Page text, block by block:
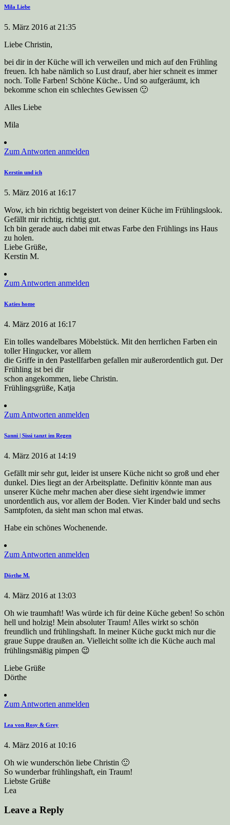
Mila Liebe
5. März 2016 at 21:35
Liebe Christin,
bei dir in der Küche will ich verweilen und mich auf den Frühling
freuen. Ich habe nämlich so Lust drauf, aber hier schneit es immer
noch. Tolle Farben! Schöne Küche.. Und so aufgeräumt, ich
bekomme schon ein schlechtes Gewissen 🙂
Alles Liebe
Mila
Zum Antworten anmelden
Kerstin und ich
5. März 2016 at 16:17
Wow, ich bin richtig begeistert von deiner Küche im Frühlingslook.
Gefällt mir richtig, richtig gut.
Ich bin gerade auch dabei mit etwas Farbe den Frühlings ins Haus
zu holen.
Liebe Grüße,
Kerstin M.
Zum Antworten anmelden
Katies home
4. März 2016 at 16:17
Ein tolles wandelbares Möbelstück. Mit den herrlichen Farben ein
toller Hingucker, vor allem
die Griffe in den Pastellfarben gefallen mir außerordentlich gut. Der
Frühling ist bei dir
schon angekommen, liebe Christin.
Frühlingsgrüße, Katja
Zum Antworten anmelden
Sanni | Sissi tanzt im Regen
4. März 2016 at 14:19
Gefällt mir sehr gut, leider ist unsere Küche nicht so groß und eher
dunkel. Dies liegt an der Arbeitsplatte. Definitiv könnte man aus
unserer Küche mehr machen aber diese sieht irgendwie immer
unordentlich aus, vor allem der Boden. Vier Kinder bald und sechs
Samtpfoten, da sieht man schon mal etwas.
Habe ein schönes Wochenende.
Zum Antworten anmelden
Dörthe M.
4. März 2016 at 13:03
Oh wie traumhaft! Was würde ich für deine Küche geben! So schön
hell und holzig! Mein absoluter Traum! Alles wirkt so schön
freundlich und frühlingshaft. In meiner Küche guckt mich nur die
graue Suppe draußen an. Vielleicht sollte ich die Küche auch mal
frühlingsmäßig pimpen 😉
Liebe Grüße
Dörthe
Zum Antworten anmelden
Lea von Rosy & Grey
4. März 2016 at 10:16
Oh wie wunderschön liebe Christin 🙂
So wunderbar frühlingshaft, ein Traum!
Liebste Grüße
Lea
Leave a Reply